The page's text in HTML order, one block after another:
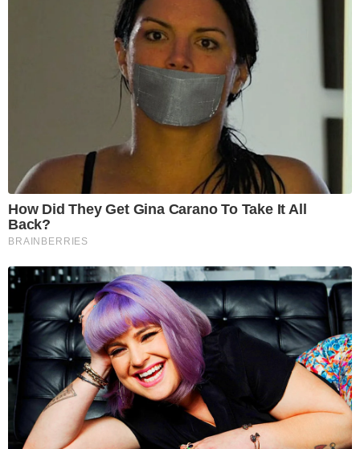
How Did They Get Gina Carano To Take It All
Back?
BRAINBERRIES